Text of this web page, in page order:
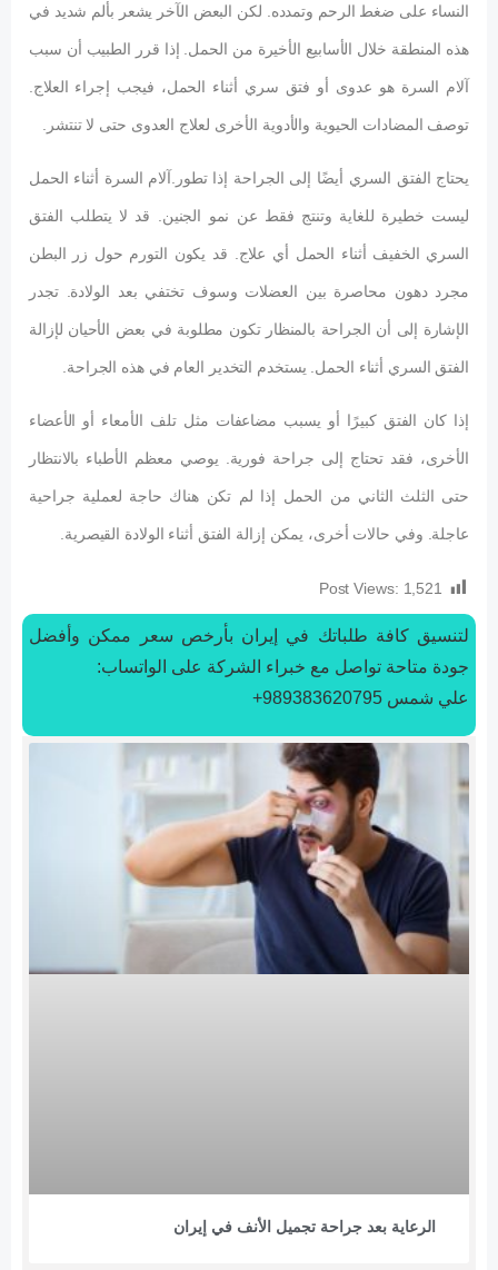
النساء على ضغط الرحم وتمدده. لكن البعض الآخر يشعر بألم شديد في
هذه المنطقة خلال الأسابيع الأخيرة من الحمل. إذا قرر الطبيب أن سبب
آلام السرة هو عدوى أو فتق سري أثناء الحمل، فيجب إجراء العلاج.
توصف المضادات الحيوية والأدوية الأخرى لعلاج العدوى حتى لا تنتشر.
يحتاج الفتق السري أيضًا إلى الجراحة إذا تطور.آلام السرة أثناء الحمل
ليست خطيرة للغاية وتنتج فقط عن نمو الجنين. قد لا يتطلب الفتق
السري الخفيف أثناء الحمل أي علاج. قد يكون التورم حول زر البطن
مجرد دهون محاصرة بين العضلات وسوف تختفي بعد الولادة. تجدر
الإشارة إلى أن الجراحة بالمنظار تكون مطلوبة في بعض الأحيان لإزالة
الفتق السري أثناء الحمل. يستخدم التخدير العام في هذه الجراحة.
إذا كان الفتق كبيرًا أو يسبب مضاعفات مثل تلف الأمعاء أو الأعضاء
الأخرى، فقد تحتاج إلى جراحة فورية. يوصي معظم الأطباء بالانتظار
حتى الثلث الثاني من الحمل إذا لم تكن هناك حاجة لعملية جراحية
عاجلة. وفي حالات أخرى، يمكن إزالة الفتق أثناء الولادة القيصرية.
Post Views: 1,521
لتنسیق كافة طلباتك في إيران بأرخص سعر ممكن وأفضل
جودة متاحة تواصل مع خبراء الشركة على الواتساب:
علي شمس 989383620795+
الرعاية بعد جراحة تجميل الأنف في إيران